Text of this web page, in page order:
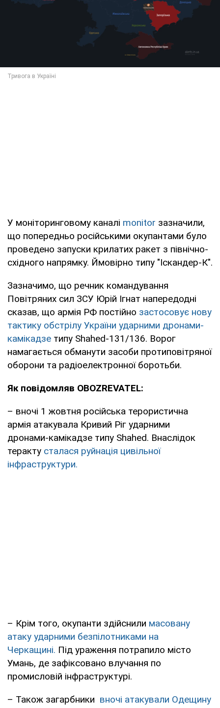
У моніторинговому каналі monitor зазначили,
що попередньо російськими окупантами було
проведено запуски крилатих ракет з північно-
східного напрямку. Ймовірно типу "Іскандер-К".
Зазначимо, що речник командування
Повітряних сил ЗСУ Юрій Ігнат напередодні
сказав, що армія РФ постійно застосовує нову
тактику обстрілу України ударними дронами-
камікадзе типу Shahed-131/136. Ворог
намагається обманути засоби протиповітряної
оборони та радіоелектронної боротьби.
Як повідомляв OBOZREVATEL:
– вночі 1 жовтня російська терористична
армія атакувала Кривий Ріг ударними
дронами-камікадзе типу Shahed. Внаслідок
теракту сталася руйнація цивільної
інфраструктури.
– Крім того, окупанти здійснили масовану
атаку ударними безпілотниками на
Черкащині. Під ураження потрапило місто
Умань, де зафіксовано влучання по
промисловій інфраструктурі.
– Також загарбники вночі атакували Одещину